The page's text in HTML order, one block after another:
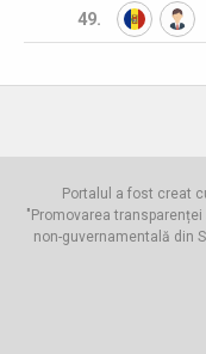
49.
Portalul a fost creat
"Promovarea
non-guvernamentală din